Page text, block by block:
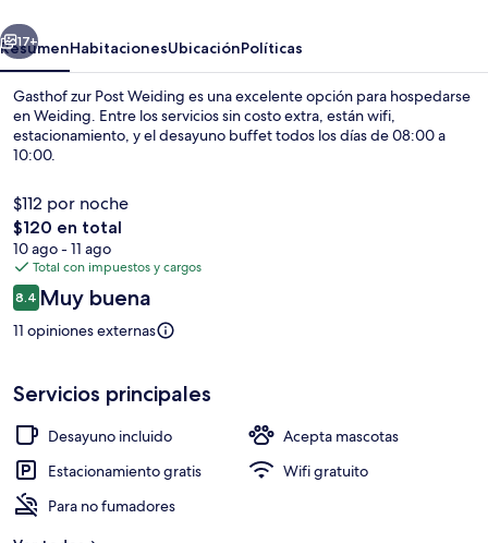
Siguiente
17+
ResumenHabitacionesUbicaciónPolíticas
Gasthof zur Post Weiding es una excelente opción para hospedarse
en Weiding. Entre los servicios sin costo extra, están wifi,
estacionamiento, y el desayuno buffet todos los días de 08:00 a
10:00.
$112 por noche
El
precio
total
es
de
$120
$120 en total
10 ago - 11 ago
Total con impuestos y cargos
Opiniones
8.48.4 de 10,
Muy buena
11 opiniones externas
Servicios principales
Desayuno incluido
Acepta mascotas
Estacionamiento gratis
Wifi gratuito
Para no fumadores